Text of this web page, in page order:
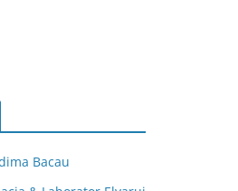
Bacau